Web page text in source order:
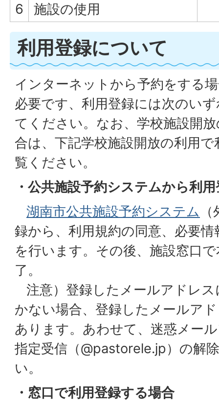
6
施設の使用
利用登録について
インターネットから予約をする
必要です、利用登録には次のい
てください。なお、学校施設開
合は、下記学校施設開放の利用
覧ください。
・公共施設予約システムから利
湖南市公共施設予約システム
録から、利用規約の同意、必要
を行います。その後、施設窓口
了。
注意）登録したメールアドレ
かない場合、登録したメールア
あります。あわせて、迷惑メー
指定受信（@pastorele.jp）の解
い。
・窓口で利用登録する場合